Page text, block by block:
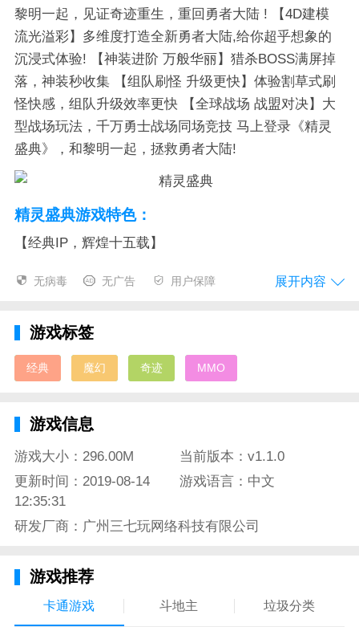
黎明一起，见证奇迹重生，重回勇者大陆 ! 【4D建模
流光溢彩】多维度打造全新勇者大陆,给你超乎想象的
沉浸式体验! 【神装进阶 万般华丽】猎杀BOSS满屏掉
落，神装秒收集 【组队刷怪 升级更快】体验割草式刷
怪快感，组队升级效率更快 【全球战场 战盟对决】大
型战场玩法，千万勇士战场同场竞技 马上登录《精灵
盛典》，和黎明一起，拯救勇者大陆!
精灵盛典游戏特色：
【经典IP，辉煌十五载】
《奇迹MU》曾一度风靡全球，被誉为80后的青春!他们
玛雅的那份激动!同时，奇迹游戏也被评为最受欢迎的
网络游戏。而《精灵盛典》高度还原奇迹玩法，让你重
【匠心5年 巅峰巨制】
《精灵盛典》力求完美，国内一流研发团队“极光网
络”匠心巨制3年，雕琢而成。以“奇迹”世界观的恢弘设
定，呈现了一个超高自由度、磅礴、充满无限可能的魔
幻世界。全新粒子引擎打造高清电影级画面，带你进入
在这里，可以收集全新的专属套装、打造流光炫彩的战
神羽翼，可以千人同屏打宝、无门槛交易;全球同服自
由大型战场;更加入全新结婚、足球等玩法.....定义手游
无病毒 无广告 用户保障 展开内容
游戏标签
经典 魔幻 奇迹 MMO
游戏信息
游戏大小：296.00M
当前版本：v1.1.0
更新时间：2019-08-14
12:35:31
游戏语言：中文
研发厂商：广州三七玩网络科技有限公司
游戏推荐
卡通游戏 斗地主 垃圾分类